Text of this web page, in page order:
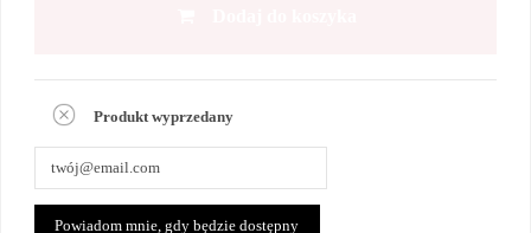
Produkt wyprzedany